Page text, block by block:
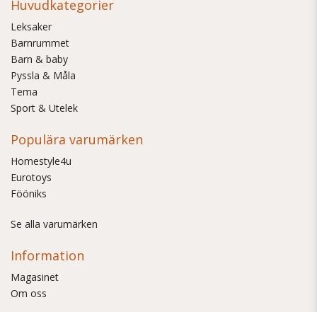
Huvudkategorier
Leksaker
Barnrummet
Barn & baby
Pyssla & Måla
Tema
Sport & Utelek
Populära varumärken
Homestyle4u
Eurotoys
Fööniks
Se alla varumärken
Information
Magasinet
Om oss